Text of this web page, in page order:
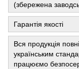
(збережена
Гарантія якості
Вся продукція
українським
працюємо